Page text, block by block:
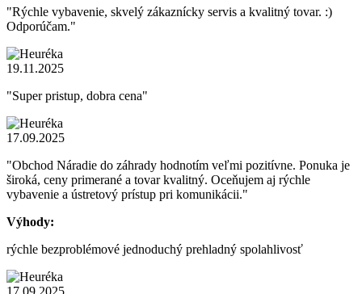
"Rýchle vybavenie, skvelý zákaznícky servis a kvalitný tovar. :)
Odporúčam."
19.11.2025
"Super pristup, dobra cena"
17.09.2025
"Obchod Náradie do záhrady hodnotím veľmi pozitívne. Ponuka je
široká, ceny primerané a tovar kvalitný. Oceňujem aj rýchle
vybavenie a ústretový prístup pri komunikácii."
Výhody:
rýchle bezproblémové jednoduchý prehladný spolahlivosť
17.09.2025